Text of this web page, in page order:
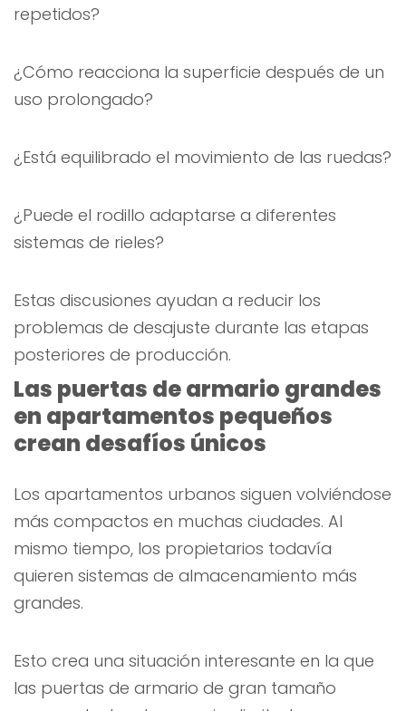
repetidos?
¿Cómo reacciona la superficie después de un
uso prolongado?
¿Está equilibrado el movimiento de las ruedas?
¿Puede el rodillo adaptarse a diferentes
sistemas de rieles?
Estas discusiones ayudan a reducir los
problemas de desajuste durante las etapas
posteriores de producción.
Las puertas de armario grandes
en apartamentos pequeños
crean desafíos únicos
Los apartamentos urbanos siguen volviéndose
más compactos en muchas ciudades. Al
mismo tiempo, los propietarios todavía
quieren sistemas de almacenamiento más
grandes.
Esto crea una situación interesante en la que
las puertas de armario de gran tamaño